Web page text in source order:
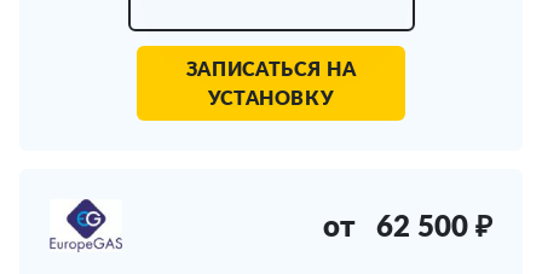
ЗАПИСАТЬСЯ НА
УСТАНОВКУ
от 62 500 ₽